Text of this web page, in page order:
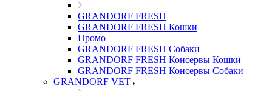
GRANDORF FRESH
GRANDORF FRESH Кошки
Промо
GRANDORF FRESH Собаки
GRANDORF FRESH Консервы Кошки
GRANDORF FRESH Консервы Собаки
GRANDORF VET